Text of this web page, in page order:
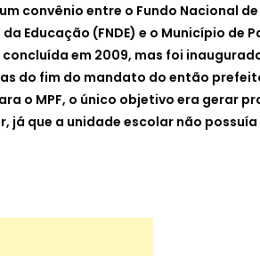
convênio entre o Fundo Nacional de
Educação (FNDE) e o Município de
em 2009, mas foi
do fim do mandato do então
o MPF, o único objetivo era gerar
já que a unidade escolar não